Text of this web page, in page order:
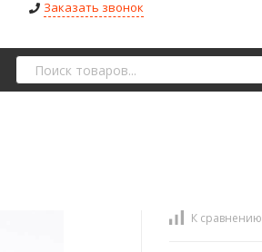
Заказать звонок
К сравнению